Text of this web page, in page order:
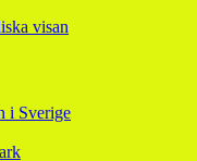
visan